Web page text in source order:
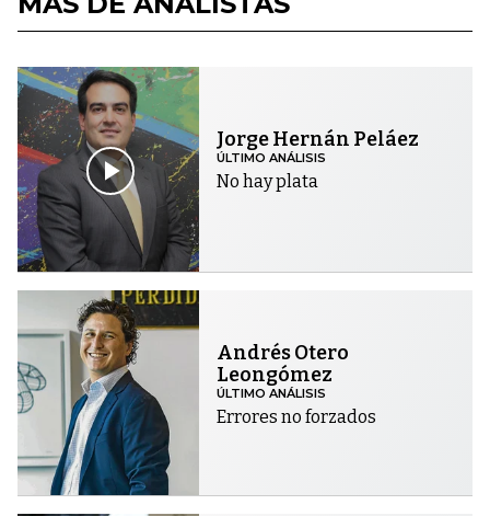
Jorge Hernán Peláez
ÚLTIMO ANÁLISIS
No hay plata
Andrés Otero
Leongómez
ÚLTIMO ANÁLISIS
Errores no forzados